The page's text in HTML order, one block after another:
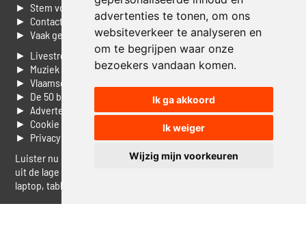
advertenties te tonen, om ons
websiteverkeer te analyseren en
om te begrijpen waar onze
bezoekers vandaan komen.
Ik ga akkoord
Ik weiger
Wijzig mijn voorkeuren
► Stem voor de Dag top 3
► Contacteer ons
► Vaak gestelde vragen
► Livestream informatie
► Muziek opzoeken
► Vlaamse 100 Aller tijden
► De 50 beste van...
► Adverteren op Jouwradio
► Cookie voorkeuren wijzigen
► Privacyinformatie
Luister nu naar Jouwradio! De beste Nederlandstalige muziek
uit de lage landen hoor je hier al 20 jaar. In digitale kwaliteit op je
laptop, tablet of smartphone.